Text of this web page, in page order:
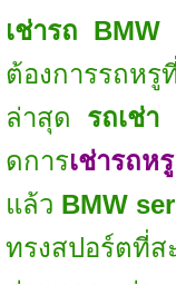
เช่ารถ
ต้องการรถห
ล่าสุด รถเช่า
ดการเช่ารถหรู
แล้ว BMW
ทรงสปอร์ต